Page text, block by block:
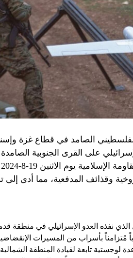
الصامد في قطاع غزة
على القرى الجنوبية الصامدة
وقذائف المدفعية، مما أدى إلى
الذي نفذه العدو الإسرائيلي في
يوم الاثنين 19-8-2024 هجوماً جوياً مُتزامناً بأسراب من المسيرات
سنط جين (قاعدة لوجستية تابعة لقيادة المنطقة